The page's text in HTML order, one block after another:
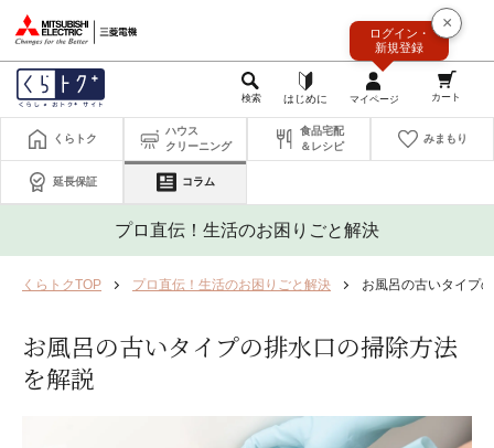
×
ログイン・
新規登録
くらトク
ハウス
クリーニング
食品宅配
＆レシピ
みまもり
延長保証 コラム
プロ直伝！生活のお困りごと解決
くらトクTOP プロ直伝！生活のお困りごと解決 お風呂の古いタイプ
お風呂の古いタイプの排水口の掃除方法
を解説